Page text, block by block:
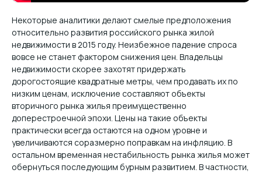
Некоторые аналитики делают смелые предположения
относительно развития российского рынка жилой
недвижимости в 2015 году. Неизбежное падение спроса
вовсе не станет фактором снижения цен. Владельцы
недвижимости скорее захотят придержать
дорогостоящие квадратные метры, чем продавать их по
низким ценам, исключение составляют объекты
вторичного рынка жилья преимущественно
доперестроечной эпохи. Цены на такие объекты
практически всегда остаются на одном уровне и
увеличиваются соразмерно поправкам на инфляцию. В
остальном временная нестабильность рынка жилья может
обернуться последующим бурным развитием. В частности,